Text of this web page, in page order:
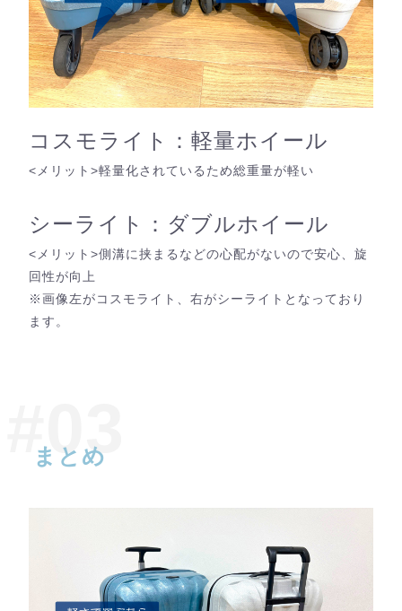
コスモライト：軽量ホイール
<メリット>軽量化されているため総重量が軽い
シーライト：ダブルホイール
<メリット>側溝に挟まるなどの心配がないので安心、旋
回性が向上
※画像左がコスモライト、右がシーライトとなっており
ます。
まとめ